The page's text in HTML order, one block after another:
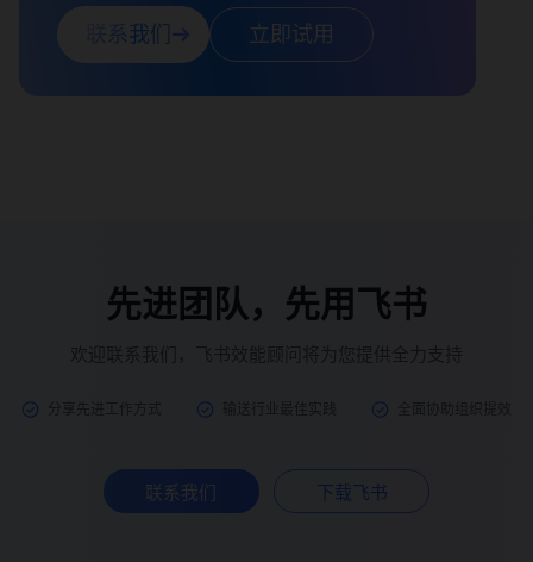
联系我们 立即试用
先进团队，先用飞书
联系我们 下载飞书